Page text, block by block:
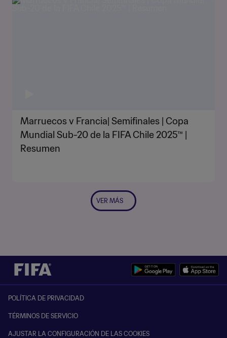
Marruecos v Francia| Semifinales | Copa
Mundial Sub-20 de la FIFA Chile 2025™ |
Resumen
VER MÁS
POLÍTICA DE PRIVACIDAD
TÉRMINOS DE SERVICIO
AJUSTAR LA CONFIGURACIÓN DE LAS COOKIES